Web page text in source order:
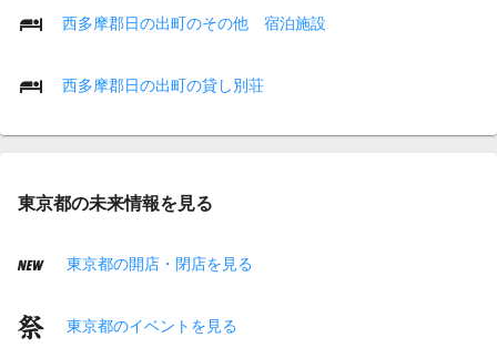
西多摩郡日の出町のその他 宿泊施設
西多摩郡日の出町の貸し別荘
東京都の未来情報を見る
東京都の開店・閉店を見る
東京都のイベントを見る